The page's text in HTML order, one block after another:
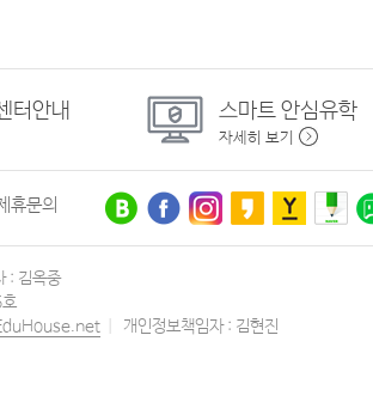
터안내 스마트 안심유학
자세히 보기
휴문의
: 김옥중
개인정보책임자 : 김현진